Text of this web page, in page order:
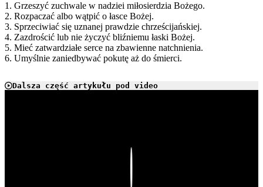
1. Grzeszyć zuchwale w nadziei miłosierdzia Bożego.
2. Rozpaczać albo wątpić o łasce Bożej.
3. Sprzeciwiać się uznanej prawdzie chrześcijańskiej.
4. Zazdrościć lub nie życzyć bliźniemu łaski Bożej.
5. Mieć zatwardziałe serce na zbawienne natchnienia.
6. Umyślnie zaniedbywać pokutę aż do śmierci.
Dalsza część artykułu pod video